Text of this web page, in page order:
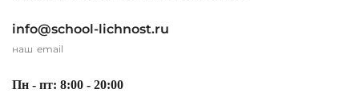
info@school-lichnost.ru
наш email
Пн - пт: 8:00 - 20:00